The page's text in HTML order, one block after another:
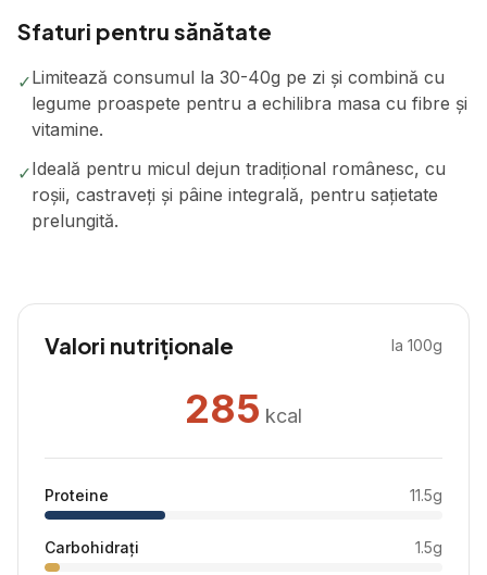
Sfaturi pentru sănătate
✓Limitează consumul la 30-40g pe zi și combină cu
legume proaspete pentru a echilibra masa cu fibre și
vitamine.
✓Ideală pentru micul dejun tradițional românesc, cu
roșii, castraveți și pâine integrală, pentru sațietate
prelungită.
Valori nutriționale la 100g
285 kcal
Proteine 11.5g
Carbohidrați 1.5g